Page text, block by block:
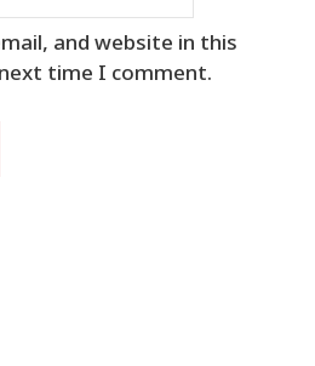
and website in this
time I comment.